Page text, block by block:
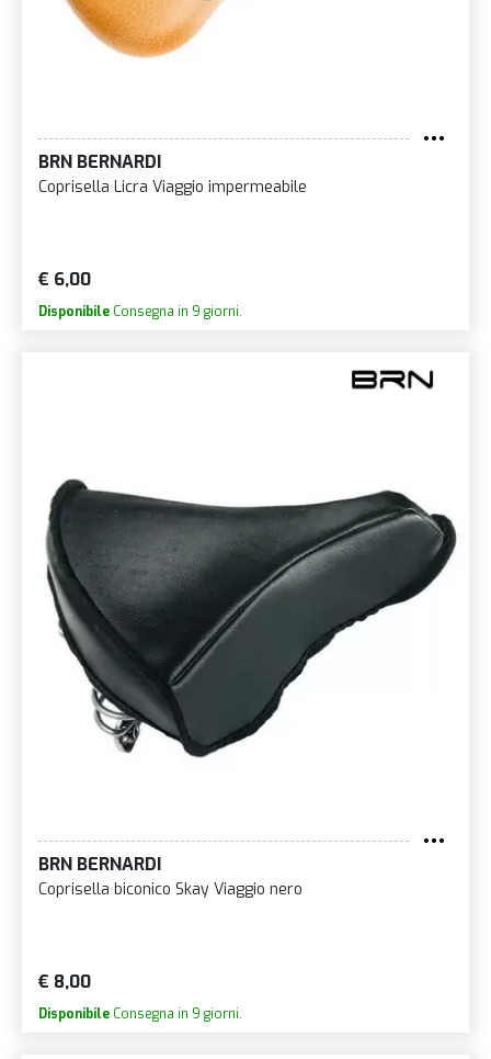
BRN BERNARDI
Coprisella Licra Viaggio impermeabile
€ 6,00
Disponibile Consegna in 9 giorni.
BRN BERNARDI
Coprisella biconico Skay Viaggio nero
€ 8,00
Disponibile Consegna in 9 giorni.